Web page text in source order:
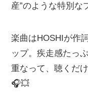
産”のような特別な
楽曲はHOSHIが作
ップ。疾走感たっ
重なって、聴くだ
🎧💥